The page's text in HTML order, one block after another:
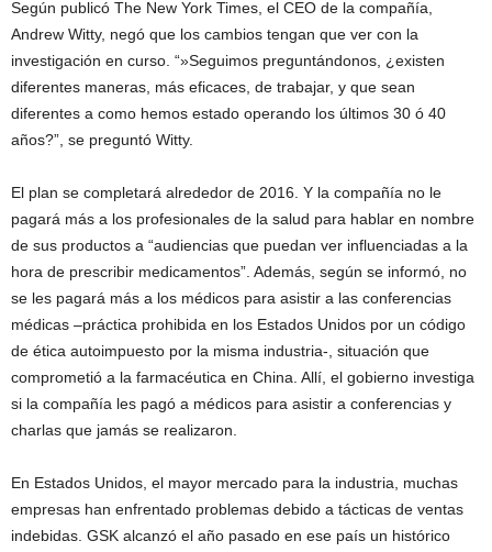
Según publicó The New York Times, el CEO de la compañía,
Andrew Witty, negó que los cambios tengan que ver con la
investigación en curso. “»Seguimos preguntándonos, ¿existen
diferentes maneras, más eficaces, de trabajar, y que sean
diferentes a como hemos estado operando los últimos 30 ó 40
años?”, se preguntó Witty.
El plan se completará alrededor de 2016. Y la compañía no le
pagará más a los profesionales de la salud para hablar en nombre
de sus productos a “audiencias que puedan ver influenciadas a la
hora de prescribir medicamentos”. Además, según se informó, no
se les pagará más a los médicos para asistir a las conferencias
médicas –práctica prohibida en los Estados Unidos por un código
de ética autoimpuesto por la misma industria-, situación que
comprometió a la farmacéutica en China. Allí, el gobierno investiga
si la compañía les pagó a médicos para asistir a conferencias y
charlas que jamás se realizaron.
En Estados Unidos, el mayor mercado para la industria, muchas
empresas han enfrentado problemas debido a tácticas de ventas
indebidas. GSK alcanzó el año pasado en ese país un histórico